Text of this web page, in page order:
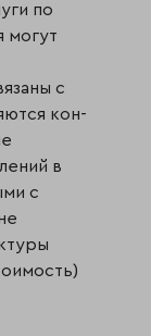
по
могут
с
кон­
в
с